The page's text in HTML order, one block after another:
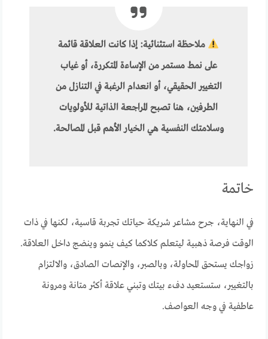
ملاحظة استثنائية: إذا كانت العلاقة قائمة
على نمط مستمر من الإساءة المتكررة، أو غياب
التغيير الحقيقي، أو انعدام الرغبة في التنازل من
الطرفين، هنا تصبح المراجعة الذاتية للأولويات
وسلامتك النفسية هي الخيار الأهم قبل المصالحة.
خاتمة
في النهاية، جرح مشاعر شريكة حياتك تجربة قاسية، لكنها في ذات
الوقت فرصة ذهبية ليتعلم كلاكما كيف ينمو وينضج داخل العلاقة.
زواجك يستحق المحاولة، وبالصبر، والإنصات الصادق، والالتزام
بالتغيير، ستستعيد دفء بيتك وتبني علاقة أكثر متانة ومرونة
عاطفية في وجه العواصف.